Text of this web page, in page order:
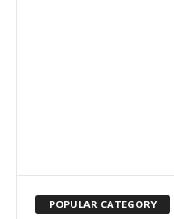
POPULAR CATEGORY